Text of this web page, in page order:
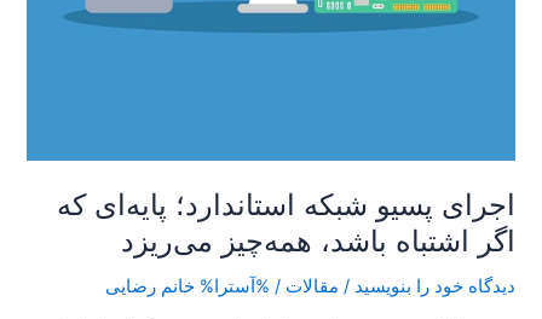
اجرای پسیو شبکه استاندارد؛ پایه‌ای که
اگر اشتباه باشد، همه‌چیز می‌ریزد
دیدگاه‌ خود را بنویسید / مقالات / %آسترا% خانم رضایی